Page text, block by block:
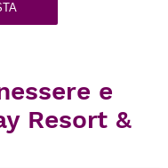
e
Resort &